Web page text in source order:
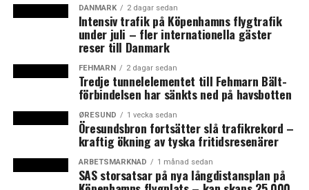
som misstänkt huvudman för bedrägeriet. Skat
fortsätter sin granskning av återbetald aktieskatt och
utesluter inte att härvan växer ytterligare. Just nu har
alla utbetalningar stoppats.
När danska bolag betalar utdelning till sina aktieägare
drar de av 27 procent i utdelningsskatt. Utländska
aktieägare inom EU eller från länder som omfattas av
dubbelbeskattningsavtal kan sedan ansöka hos Skat om
att få hela eller delar av utdelningsskatten återbetald.
Bedragarna har begärt sådana utbetalningar baserat på
falska uppgifter om aktieinnehav i danska bolag.
DANMARK 2 dagar sedan
Intensiv trafik på Köpenhamns flygtrafik
under juli – fler internationella gäster
reser till Danmark
FEHMARN 2 dagar sedan
Tredje tunnelelementet till Fehmarn Bält-
förbindelsen har sänkts ned på havsbotten
ØRESUND 1 vecka sedan
Öresundsbron fortsätter slå trafikrekord –
kraftig ökning av tyska fritidsresenärer
ARBETSMARKNAD 1 månad sedan
SAS storsatsar på nya långdistansplan på